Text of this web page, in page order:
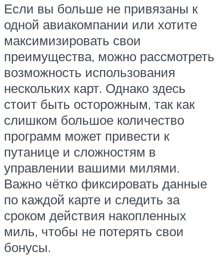
Если вы больше не привязаны к
одной авиакомпании или хотите
максимизировать свои
преимущества, можно рассмотреть
возможность использования
нескольких карт. Однако здесь
стоит быть осторожным, так как
слишком большое количество
программ может привести к
путанице и сложностям в
управлении вашими милями.
Важно чётко фиксировать данные
по каждой карте и следить за
сроком действия накопленных
миль, чтобы не потерять свои
бонусы.